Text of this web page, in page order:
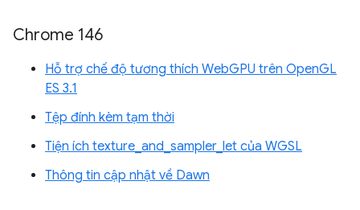
Chrome 146
Hỗ trợ chế độ tương thích WebGPU trên OpenGL
ES 3.1
Tệp đính kèm tạm thời
Tiện ích texture_and_sampler_let của WGSL
Thông tin cập nhật về Dawn